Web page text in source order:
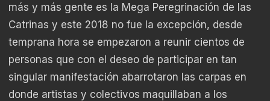
más y más gente es la Mega Peregrinación de las
Catrinas y este 2018 no fue la excepción, desde
temprana hora se empezaron a reunir cientos de
personas que con el deseo de participar en tan
singular manifestación abarrotaron las carpas en
donde artistas y colectivos maquillaban a los